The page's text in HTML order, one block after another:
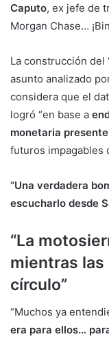
Caputo, ex jefe de
Morgan Chase…
La construcción del
asunto analizado
considera que el
logró “en base a
monetaria
futuros impagables
“Una verdadera
escucharlo desde
“La
mientras las
círculo”
“Muchos ya
era para ellos…